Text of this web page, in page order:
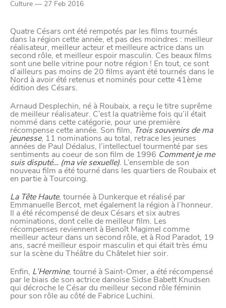
Culture — 27 Feb 2016
Quatre Césars ont été rempotés par les films tournés
dans la région cette année, et pas des moindres : meilleur
réalisateur, meilleur acteur et meilleure actrice dans un
second rôle, et meilleur espoir masculin. Ces beaux films
sont une belle vitrine pour notre région ! En tout, ce sont
d’ailleurs pas moins de 20 films ayant été tournés dans le
Nord à avoir été retenus et nominés pour cette 41ème
édition des Césars.
Arnaud Desplechin, né à Roubaix, a reçu le titre suprême
de meilleur réalisateur. C’est la quatrième fois qu’il était
nommé dans cette catégorie, pour une première
récompense cette année. Son film, Trois souvenirs de ma
jeunesse, 11 nominations au total, retrace les jeunes
années de Paul Dédalus, l’intellectuel tourmenté par ses
sentiments au coeur de son film de 1996 Comment je me
suis disputé… (ma vie sexuelle). L’ensemble de son
nouveau film a été tourné dans les quartiers de Roubaix et
en partie à Tourcoing.
La Tête Haute, tournée à Dunkerque et réalisé par
Emmanuelle Bercot, met également la région à l’honneur.
Il a été récompensé de deux Césars et six autres
nominations, dont celle de meilleur film. Les
récompenses reviennent à Benoît Magimel comme
meilleur acteur dans un second rôle, et à Rod Paradot, 19
ans, sacré meilleur espoir masculin et qui était très ému
sur la scène du Théâtre du Châtelet hier soir.
Enfin, L’Hermine, tourné à Saint-Omer, a été récompensé
par le biais de son actrice danoise Sidse Babett Knudsen
qui décroche le César du meilleur second rôle féminin
pour son rôle au côté de Fabrice Luchini.
dans
le NORD
confidentialité
Afin de faciliter votre navigation et de vous
apporter le meilleur service possible, nous utilisons
des cookies pour améliorer le site aux besoins des
Nos politique de confidentialité